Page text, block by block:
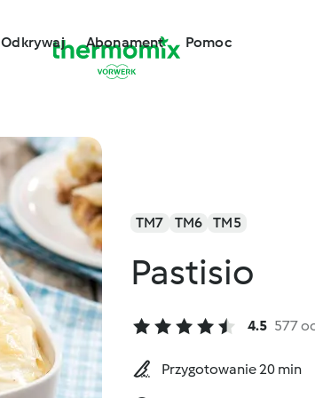
Odkrywaj Abonament Pomoc
TM7 TM6 TM5
Pastisio
4.5 577
Przygotowanie 20 min